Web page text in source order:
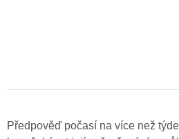
Předpověď počasí na více než